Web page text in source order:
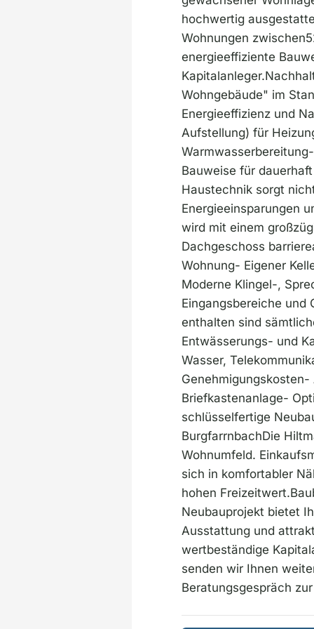
hochwertig
Wohnungen
energieeffiziente
Wohngebäude" im
Energieeffizienz und
Aufstellung) für
Bauweise für
Haustechnik sorgt
Energieeinsparungen
wird mit einem
Dachgeschoss
Wohnung- Eigener
Moderne Klingel-,
Eingangsbereiche und
enthalten sind
Entwässerungs- und
Wasser,
Briefkastenanlage-
schlüsselfertige
BurgfarrnbachDie
Wohnumfeld.
sich in komfortabler
hohen
Neubauprojekt bietet
Ausstattung und
wertbeständige
senden wir Ihnen
Beratungsgespräch